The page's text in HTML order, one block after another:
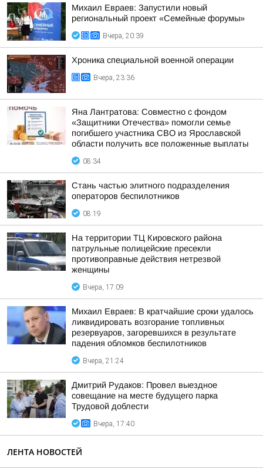
Михаил Евраев: Запустили новый
региональный проект «Семейные форумы»
Вчера, 20:39
Хроника специальной военной операции
Вчера, 23:36
Яна Лантратова: Совместно с фондом
«Защитники Отечества» помогли семье
погибшего участника СВО из Ярославской
области получить все положенные выплаты
08:34
Стань частью элитного подразделения
операторов беспилотников
08:19
На территории ТЦ Кировского района
патрульные полицейские пресекли
противоправные действия нетрезвой
женщины
Вчера, 17:09
Михаил Евраев: В кратчайшие сроки удалось
ликвидировать возгорание топливных
резервуаров, загоревшихся в результате
падения обломков беспилотников
Вчера, 21:24
Дмитрий Рудаков: Провел выездное
совещание на месте будущего парка
Трудовой доблести
Вчера, 17:40
ЛЕНТА НОВОСТЕЙ